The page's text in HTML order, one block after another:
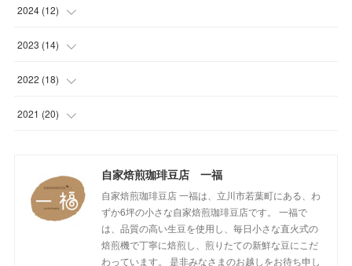
(1
(1
(1
(1
(1
(1
(1
1)
(1)
2024 (12)
(1
(1
(1
(1)
(1)
2023 (14)
(2
(1
(1)
(1)
2022 (18)
(1
(1)
(2)
2021 (20)
(17) 自家焙煎珈琲豆店 一福
自家焙煎珈琲豆店 一福は、立川市若葉町にある、わ
ずか6坪の小さな自家焙煎珈琲豆店です。 一福で
は、品質の高い生豆を使用し、毎日小さな直火式の
焙煎機で丁寧に焙煎し、煎りたての新鮮な豆にこだ
わっています。 是非みなさまのお越しをお待ち申し